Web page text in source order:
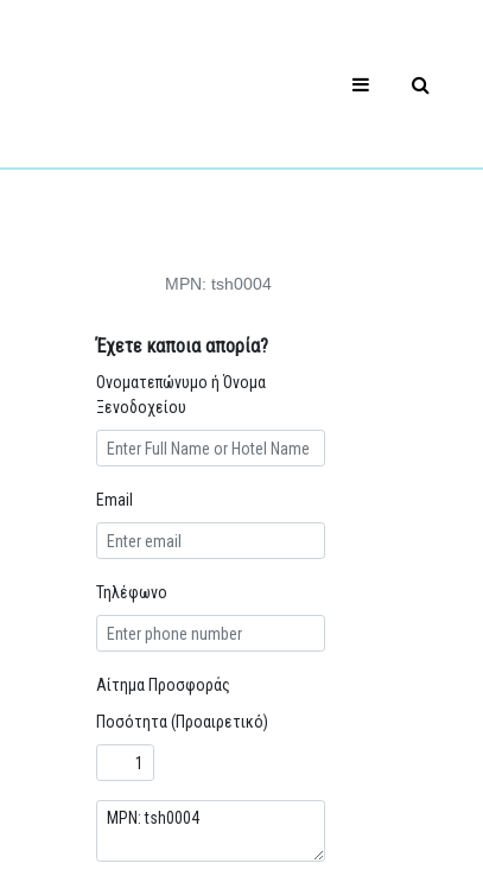
MPN: tsh0004
Έχετε καποια απορία?
Ονοματεπώνυμο ή Όνομα
Ξενοδοχείου
Email
Τηλέφωνο
Αίτημα Προσφοράς
Ποσότητα (Προαιρετικό)